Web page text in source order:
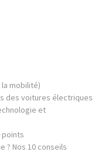
mobilité)
des voitures électriques
et
points
? Nos 10 conseils